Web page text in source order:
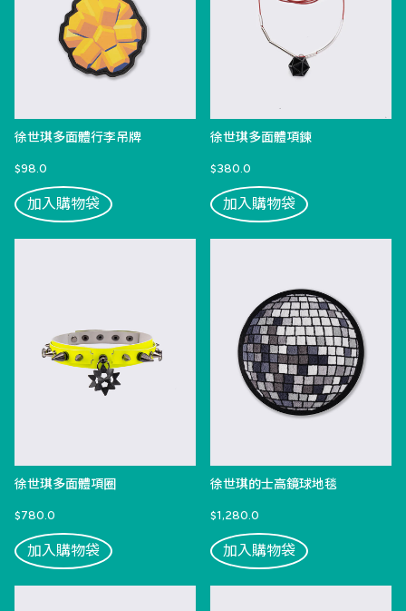
徐世琪多面體行李吊牌
$98.0
加入購物袋
徐世琪多面體項鍊
$380.0
加入購物袋
徐世琪多面體項圈
$780.0
加入購物袋
徐世琪的士高鏡球地毯
$1,280.0
加入購物袋